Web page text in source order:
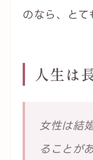
のなら、とて
人生は
女性は結
ることが